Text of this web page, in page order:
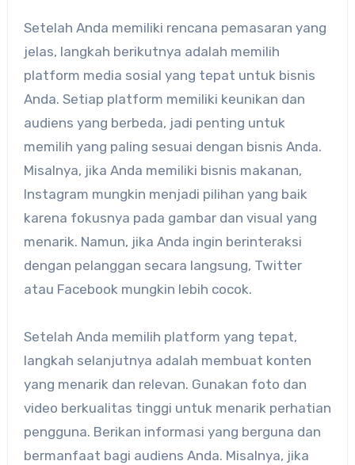
Setelah Anda memiliki rencana pemasaran yang
jelas, langkah berikutnya adalah memilih
platform media sosial yang tepat untuk bisnis
Anda. Setiap platform memiliki keunikan dan
audiens yang berbeda, jadi penting untuk
memilih yang paling sesuai dengan bisnis Anda.
Misalnya, jika Anda memiliki bisnis makanan,
Instagram mungkin menjadi pilihan yang baik
karena fokusnya pada gambar dan visual yang
menarik. Namun, jika Anda ingin berinteraksi
dengan pelanggan secara langsung, Twitter
atau Facebook mungkin lebih cocok.
Setelah Anda memilih platform yang tepat,
langkah selanjutnya adalah membuat konten
yang menarik dan relevan. Gunakan foto dan
video berkualitas tinggi untuk menarik perhatian
pengguna. Berikan informasi yang berguna dan
bermanfaat bagi audiens Anda. Misalnya, jika